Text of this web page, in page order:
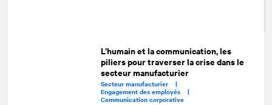
L’humain et la communication, les
piliers pour traverser la crise dans le
secteur manufacturier
Secteur manufacturier |
Engagement des employés |
Communication corporative